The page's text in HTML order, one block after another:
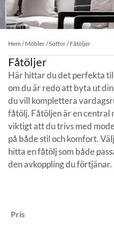
Hem /Möbler/Soffor/ Fåtöljer
Fåtöljer
Här hittar du det perfekta
om du är redo att byta ut
du vill komplettera
fåtölj. Fåtöljen är en central
viktigt att du trivs med
på både stil och komfort.
hitta en fåtölj som både
den avkoppling du förtjänar.
Pris